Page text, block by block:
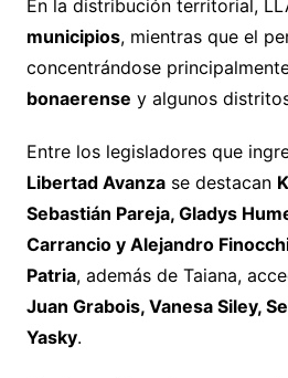
En la distribución territorial,
municipios, mientras que el
concentrándose
bonaerense y algunos
Entre los legisladores que
Libertad Avanzase destacan
Sebastián Pareja, Gladys
Carrancio y Alejandro
Patria, además de Taiana,
Juan Grabois, Vanesa Siley,
Yasky.